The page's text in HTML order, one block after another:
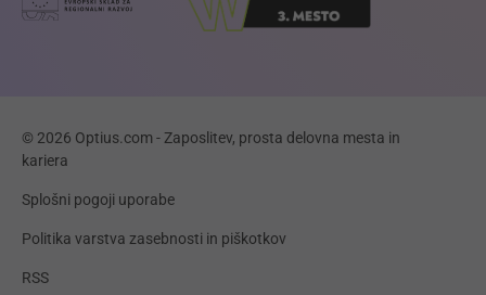
© 2026 Optius.com - Zaposlitev, prosta delovna mesta in
kariera
Splošni pogoji uporabe
Politika varstva zasebnosti in piškotkov
RSS